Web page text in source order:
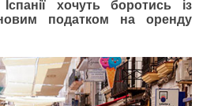
хочуть боротись із
податком на оренду